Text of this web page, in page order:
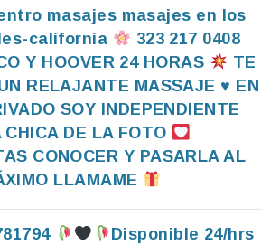
masajes masajes en los
california
323 217 0408
Y HOOVER 24 HORAS
TE
RELAJANTE MASSAJE ♥️ EN
SOY INDEPENDIENTE
CHICA DE LA FOTO
CONOCER Y PASARLA AL
LLAMAME
Disponible 24/hrs